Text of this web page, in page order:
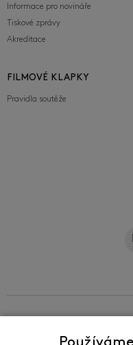
Informace pro novináře
Tiskové zprávy
Akreditace
FILMOVÉ KLAPKY
Pravidla soutěže